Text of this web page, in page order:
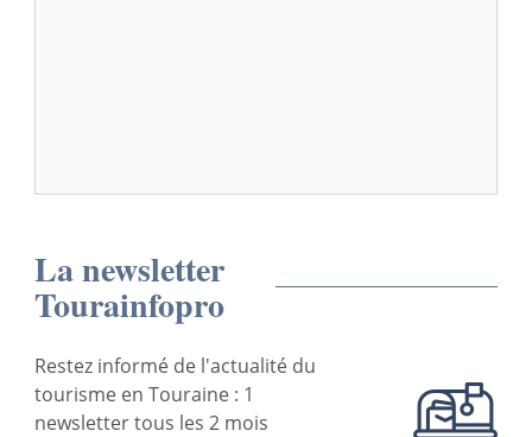
La newsletter
Tourainfopro
Restez informé de l'actualité du
tourisme en Touraine : 1
newsletter tous les 2 mois